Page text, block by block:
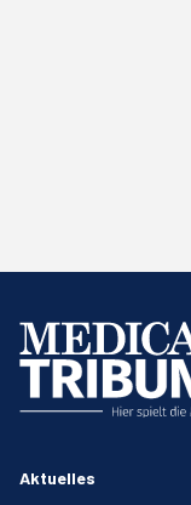
Aktuelles